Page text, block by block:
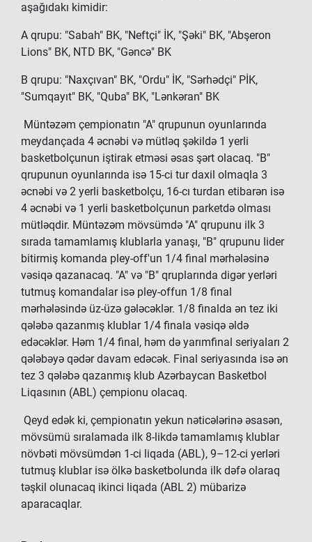
aşağıdakı kimidir:
A qrupu: "Sabah" BK, "Neftçi" İK, "Şəki" BK, "Abşeron
Lions" BK, NTD BK, "Gəncə" BK
B qrupu: "Naxçıvan" BK, "Ordu" İK, "Sərhədçi" PİK,
"Sumqayıt" BK, "Quba" BK, "Lənkəran" BK
Müntəzəm çempionatın "A" qrupunun oyunlarında
meydançada 4 əcnəbi və mütləq şəkildə 1 yerli
basketbolçunun iştirak etməsi əsas şərt olacaq. "B"
qrupunun oyunlarında isə 15-ci tur daxil olmaqla 3
əcnəbi və 2 yerli basketbolçu, 16-cı turdan etibarən isə
4 əcnəbi və 1 yerli basketbolçunun parketdə olması
mütləqdir. Müntəzəm mövsümdə "A" qrupunu ilk 3
sırada tamamlamış klublarla yanaşı, "B" qrupunu lider
bitirmiş komanda pley-off'un 1/4 final mərhələsinə
vəsiqə qazanacaq. "A" və "B" qruplarında digər yerləri
tutmuş komandalar isə pley-offun 1/8 final
mərhələsində üz-üzə gələcəklər. 1/8 finalda ən tez iki
qələbə qazanmış klublar 1/4 finala vəsiqə əldə
edəcəklər. Həm 1/4 final, həm də yarımfinal seriyaları 2
qələbəyə qədər davam edəcək. Final seriyasında isə ən
tez 3 qələbə qazanmış klub Azərbaycan Basketbol
Liqasının (ABL) çempionu olacaq.
Qeyd edək ki, çempionatın yekun nəticələrinə əsasən,
mövsümü sıralamada ilk 8-likdə tamamlamış klublar
növbəti mövsümdən 1-ci liqada (ABL), 9–12-ci yerləri
tutmuş klublar isə ölkə basketbolunda ilk dəfə olaraq
təşkil olunacaq ikinci liqada (ABL 2) mübarizə
aparacaqlar.